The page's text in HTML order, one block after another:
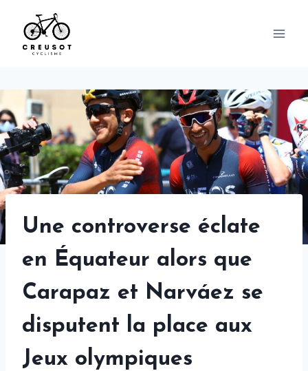
content
Une controverse éclate
en Équateur alors que
Carapaz et Narváez se
disputent la place aux
Jeux olympiques